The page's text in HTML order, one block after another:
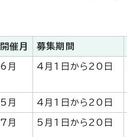
開催月 募集期間
6月 4月1日から20日
5月 4月1日から20日
7月 5月1日から20日